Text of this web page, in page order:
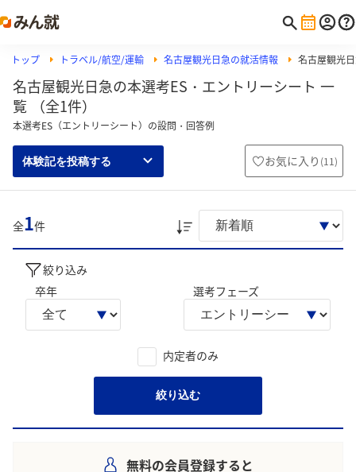
トップ トラベル/航空/運輸 名古屋観光日急の就活情報 名古屋観光
名古屋観光日急の本選考ES・エントリーシート 一
覧 （全1件）
本選考ES（エントリーシート）の設問・回答例
体験記を投稿する お気に入り (11)
全1件
絞り込み
卒年
選考フェーズ
内定者のみ
絞り込む
無料の会員登録すると